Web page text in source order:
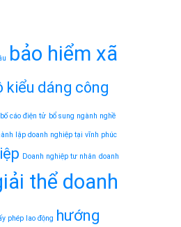
bảo hiểm xã
kiểu dáng công
bố cáo điện tử bổ sung ngành nghề
lập doanh nghiệp tại vĩnh phúc
Doanh nghiệp tư nhân doanh
thể doanh
phép lao động
hướng